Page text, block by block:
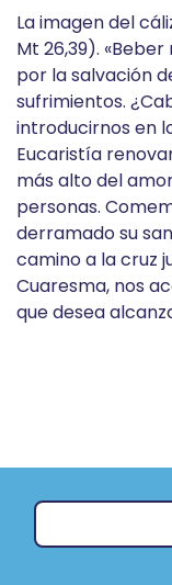
La imagen del
Mt 26,39).
por la salvación
sufrimientos.
introducirnos en
Eucaristía
más alto del
personas.
derramado su
camino a la cruz
Cuaresma, nos
que desea